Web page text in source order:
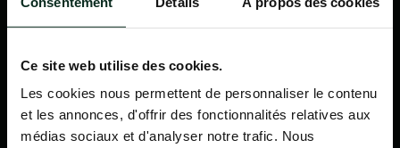
Ce site web utilise des cookies.
Les cookies nous permettent de personnaliser le contenu
et les annonces, d'offrir des fonctionnalités relatives aux
médias sociaux et d'analyser notre trafic. Nous